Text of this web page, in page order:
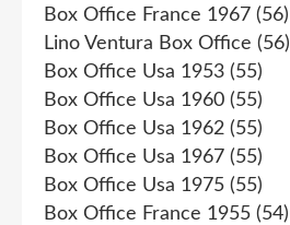
Box Office France 1967 (56)
Lino Ventura Box Office (56)
Box Office Usa 1953 (55)
Box Office Usa 1960 (55)
Box Office Usa 1962 (55)
Box Office Usa 1967 (55)
Box Office Usa 1975 (55)
Box Office France 1955 (54)